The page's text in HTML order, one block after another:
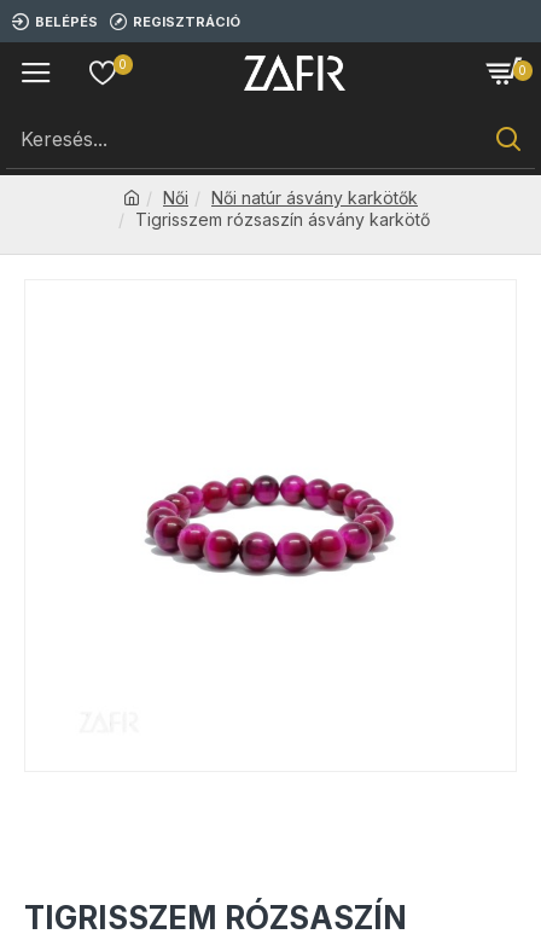
BELÉPÉS REGISZTRÁCIÓ
0 0
Női
Női natúr ásvány karkötők
Tigrisszem rózsaszín ásvány karkötő
TIGRISSZEM RÓZSASZÍN